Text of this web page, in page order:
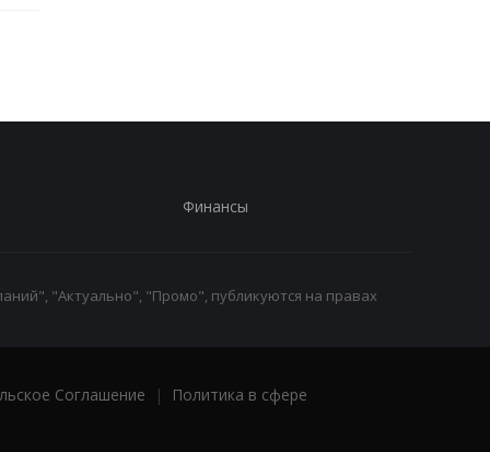
Финансы
"Актуально", "Промо", публикуются на правах
Соглашение |
Политика в сфере